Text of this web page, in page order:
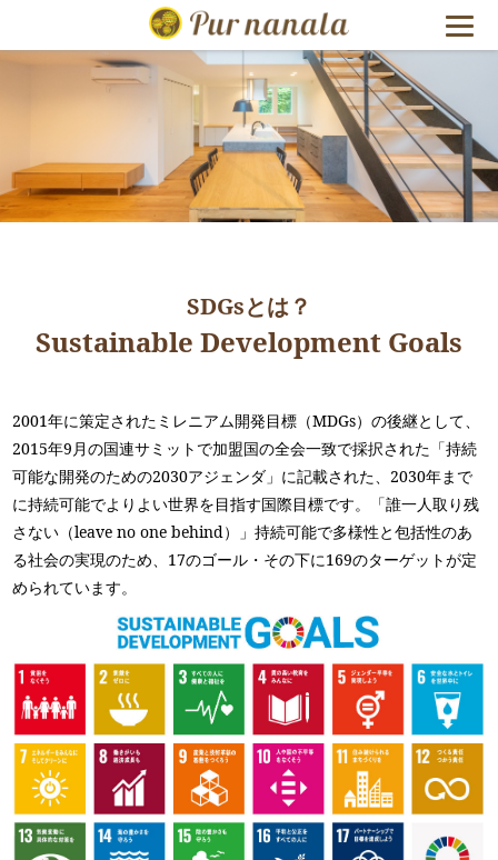
福島県い
SDGsとは？
Sustainable Development Goals
2001年に策定されたミレニアム開発目標（MDGs）の後継として、
2015年9月の国連サミットで加盟国の全会一致で採択された「持続
可能な開発のための2030アジェンダ」に記載された、2030年まで
に持続可能でよりよい世界を目指す国際目標です。「誰一人取り残
さない（leave no one behind）」持続可能で多様性と包括性のあ
る社会の実現のため、17のゴール・その下に169のターゲットが定
められています。